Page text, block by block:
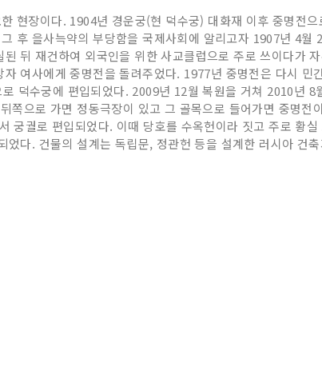
현장이다. 1904년 경운궁(현 덕수궁) 대화재 이후 중명전
후 을사늑약의 부당함을 국제사회에 알리고자 1907년 4
된 뒤 재건하여 외국인을 위한 사교클럽으로 주로 쓰이다가
자 여사에게 중명전을 돌려주었다. 1977년 중명전은 다시
덕수궁에 편입되었다. 2009년 12월 복원을 거쳐 2010년
쪽으로 가면 정동극장이 있고 그 골목으로 들어가면 중명
궁궐로 편입되었다. 이때 당호를 수옥헌이라 짓고 주로 황
었다. 건물의 설계는 독립문, 정관헌 등을 설계한 러시아 건